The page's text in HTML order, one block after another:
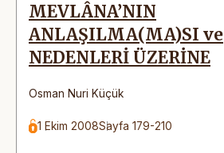
MEVLÂNA’NIN
ANLAŞILMA(MA)SI ve
NEDENLERİ ÜZERİNE
Osman Nuri Küçük
1 Ekim 2008Sayfa 179-210